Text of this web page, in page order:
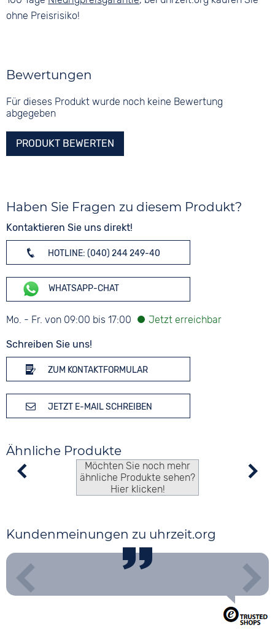
ohne Preisrisiko!
Bewertungen
Für dieses Produkt wurde noch keine Bewertung
abgegeben
PRODUKT BEWERTEN
Haben Sie Fragen zu diesem Produkt?
Kontaktieren Sie uns direkt!
HOTLINE: (040) 244 249-40
WHATSAPP-CHAT
Mo. - Fr. von 09:00 bis 17:00
Schreiben Sie uns!
ZUM KONTAKTFORMULAR
JETZT E-MAIL SCHREIBEN
Ähnliche Produkte
Möchten Sie noch mehr
ähnliche Produkte sehen?
Hier klicken!
Kundenmeinungen zu uhrzeit.org